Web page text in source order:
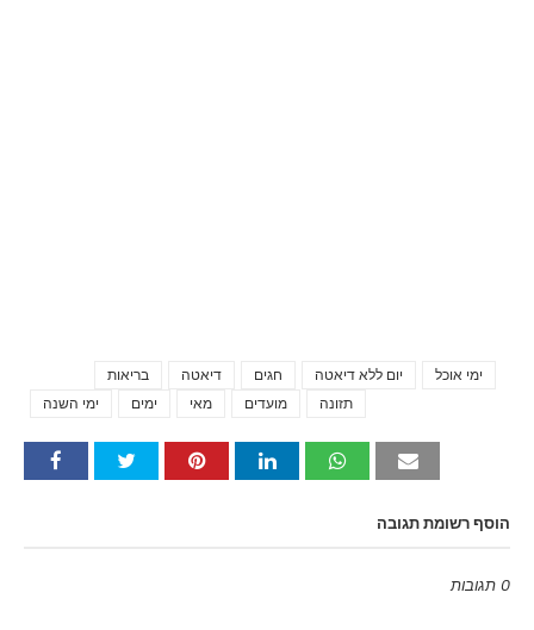
בריאות דיאטה חגים יום ללא דיאטה
ימי אוכל
ימי השנה
ימים מאי מועדים תזונה
הוסף רשומת תגובה
0 תגובות